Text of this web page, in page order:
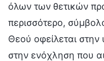
όλων των θετικών
περισσότερο,
Θεού οφείλεται στην
στην ενόχληση που